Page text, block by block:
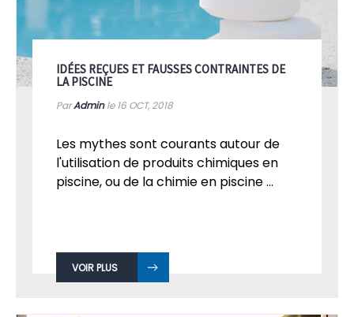
IDÉES REÇUES ET FAUSSES CONTRAINTES DE
LA PISCINE
ParAdminle 16 OCT, 2018
Les mythes sont courants autour de
l'utilisation de produits chimiques en
piscine, ou de la chimie en piscine ...
VOIR PLUS